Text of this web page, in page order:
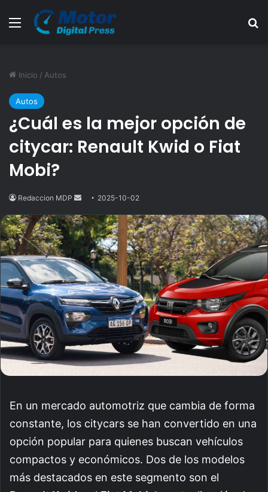
Menú
Inicio / Autos
Autos
¿Cuál es la mejor opción de
citycar: Renault Kwid o Fiat
Mobi?
Redaccion MDP
Send
email
2025-10-02
En un mercado automotriz que cambia de forma
constante, los citycars se han convertido en una
opción popular para quienes buscan vehículos
compactos y económicos. Dos de los modelos
más destacados en este segmento son el